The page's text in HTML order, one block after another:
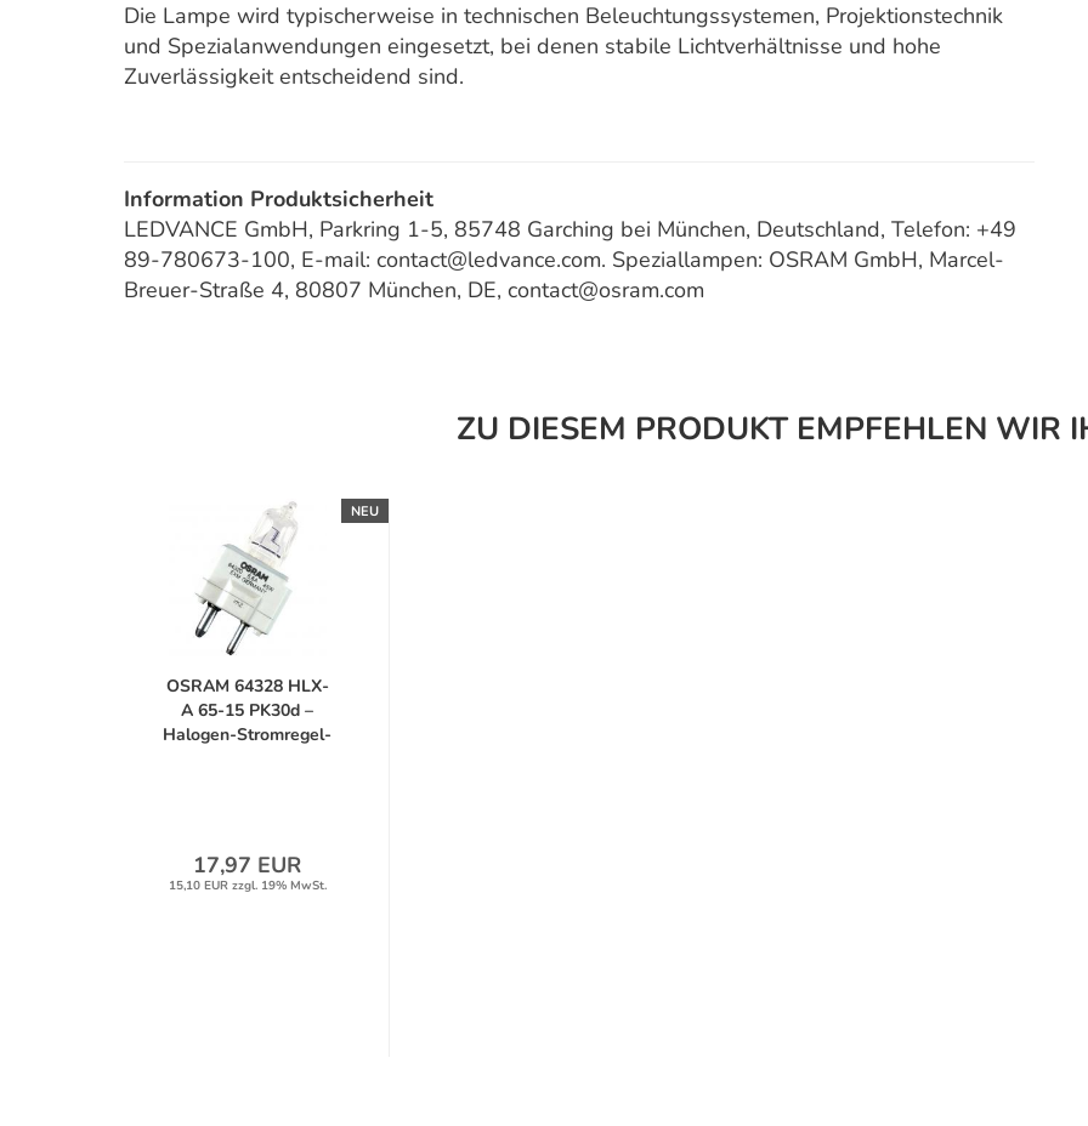
Die Lampe wird typischerweise in technischen Beleuchtungssystemen, Projektionstechnik
und Spezialanwendungen eingesetzt, bei denen stabile Lichtverhältnisse und hohe
Zuverlässigkeit entscheidend sind.
Information Produktsicherheit
LEDVANCE GmbH, Parkring 1-5, 85748 Garching bei München, Deutschland, Telefon: +49
89-780673-100, E-mail: contact@ledvance.com. Speziallampen: OSRAM GmbH, Marcel-
Breuer-Straße 4, 80807 München, DE, contact@osram.com
ZU DIESEM PRODUKT EMPFEHLEN WIR
NEU
OSRAM 64328 HLX-
A 65-15 PK30d –
Halogen-Stromregel-
17,97 EUR
15,10 EUR zzgl. 19% MwSt.